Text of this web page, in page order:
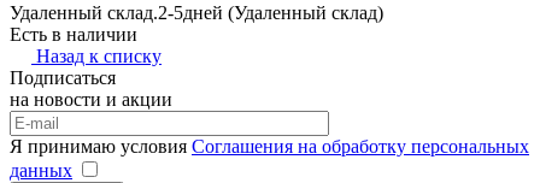
Удаленный склад.2-5дней (Удаленный склад)
Есть в наличии
Назад к списку
Подписаться
на новости и акции
Я принимаю условия Соглашения на обработку персональных
данных